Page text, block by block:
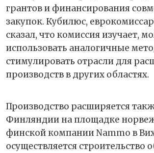
грантов и финансирования
закупок. Кубилюс,
сказал, что комиссия изучает,
использовать аналогичные
стимулировать отрасли для
производств в других областях.
Производство расширяется
Финляндии на площадке
финской компании Nammo в
осуществляется строительство